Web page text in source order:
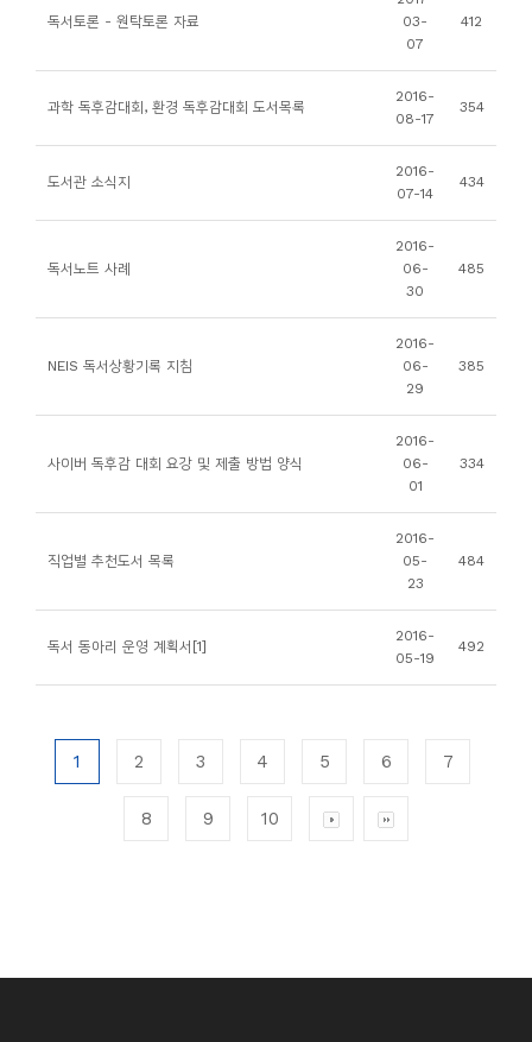
독서토론 - 원탁토론 자료
03-
07
412
과학 독후감대회, 환경 독후감대회 도서목록
2016-
08-17
354
도서관 소식지
2016-
07-14
434
독서노트 사례
2016-
06-
30
485
NEIS 독서상황기록 지침
2016-
06-
29
385
사이버 독후감 대회 요강 및 제출 방법 양식
2016-
06-
01
334
직업별 추천도서 목록
2016-
05-
23
484
독서 동아리 운영 계획서[1]
2016-
05-19
492
1 2 3 4 5 6 7
8 9 10